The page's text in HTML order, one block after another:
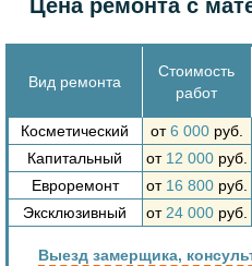
Цена ремонта с
Вид ремонта
Стоимость
работ
Косметический от6 000руб.
Капитальный
от 12 000руб.
Евроремонт
от 16 800руб.
Эксклюзивный
от 24 000руб.
Выезд замерщика,